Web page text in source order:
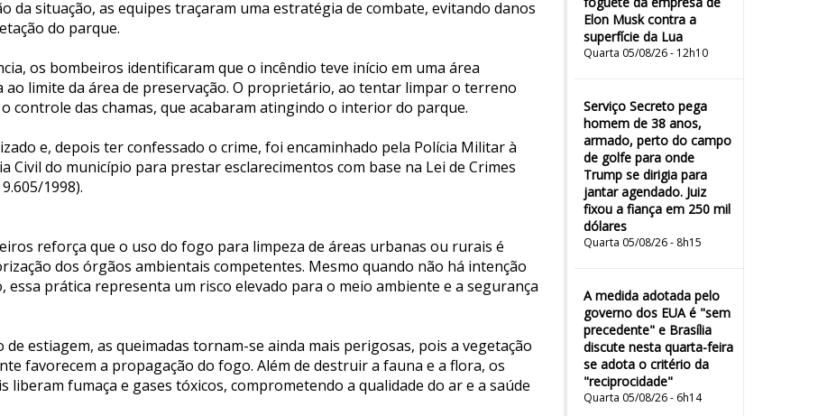
Elon Musk contra a
superfície da Lua
Quarta 05/08/26 - 12h10
Serviço Secreto pega
homem de 38 anos,
armado, perto do campo
de golfe para onde
Trump se dirigia para
jantar agendado. Juiz
fixou a fiança em 250 mil
dólares
Quarta 05/08/26 - 8h15
A medida adotada pelo
governo dos EUA é "sem
precedente" e Brasília
discute nesta quarta-feira
se adota o critério da
"reciprocidade"
Quarta 05/08/26 - 6h14
da situação, as equipes traçaram uma estratégia de combate, evitando danos
do parque.
os bombeiros identificaram que o incêndio teve início em uma área
limite da área de preservação. O proprietário, ao tentar limpar o terreno
controle das chamas, que acabaram atingindo o interior do parque.
e, depois ter confessado o crime, foi encaminhado pela Polícia Militar à
Civil do município para prestar esclarecimentos com base na Lei de Crimes
1998).
reforça que o uso do fogo para limpeza de áreas urbanas ou rurais é
dos órgãos ambientais competentes. Mesmo quando não há intenção
essa prática representa um risco elevado para o meio ambiente e a segurança
estiagem, as queimadas tornam-se ainda mais perigosas, pois a vegetação
favorecem a propagação do fogo. Além de destruir a fauna e a flora, os
liberam fumaça e gases tóxicos, comprometendo a qualidade do ar e a saúde